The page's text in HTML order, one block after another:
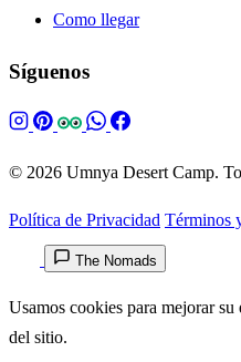
Como llegar
Síguenos
© 2026 Umnya Desert Camp.
Política de Privacidad Términos
The Nomads
Usamos cookies para mejorar
del sitio.